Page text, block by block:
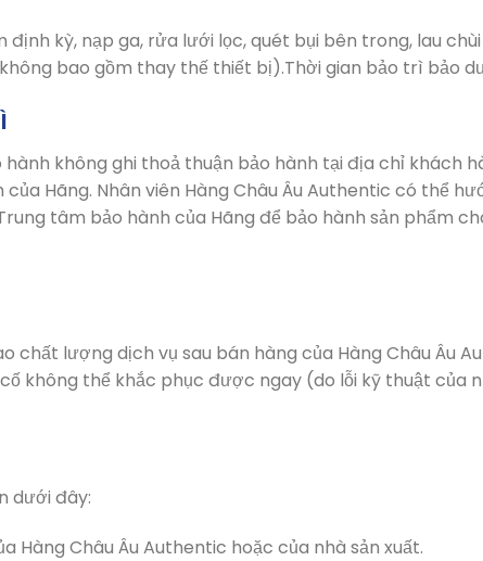
định kỳ, nạp ga, rửa lưới lọc, quét bụi bên trong, lau
bao gồm thay thế thiết bị).Thời gian bảo trì bảo
không ghi thoả thuận bảo hành tại địa chỉ khách
Hãng. Nhân viên Hàng Châu Âu Authentic có thể
tâm bảo hành của Hãng để bảo hành sản phẩm
chất lượng dịch vụ sau bán hàng của Hàng Châu Âu
không thể khắc phục được ngay (do lỗi kỹ thuật của
dưới đây:
Hàng Châu Âu Authentic hoặc của nhà sản xuất.